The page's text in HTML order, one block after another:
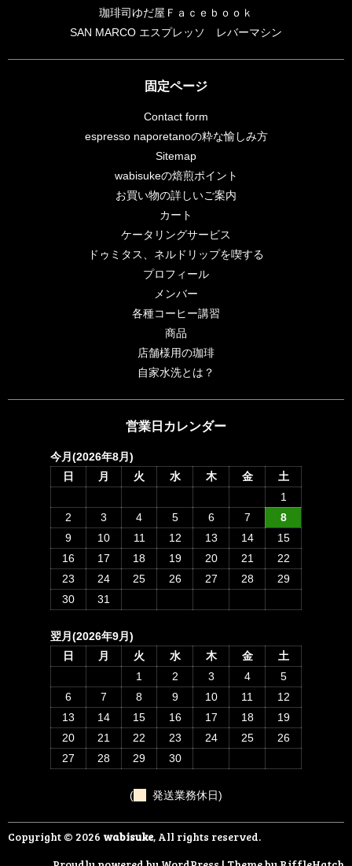
珈琲司ゆだ屋Ｆａｃｅｂｏｏｋ
SAN MARCO エスプレッソ レバーマシン
固定ページ
Contact form
espresso naporetanoの粋な愉しみ方
Sitemap
wabisukeの焙煎ポイント
お買い物の詳しいご案内
カート
ケータリングサービス
ドゥミタス、ネルドリップを喫する
プロフィール
メンバー
各種コーヒー講習
商品
店舗様用の珈琲
自家水洗とは？
営業日カレンダー
今月(2026年8月)
日
月 火 水 木 金
土
1
2
3 4 5 6 7
8
9
10 11 12 13 14
15
16
17 18 19 20 21
22
23
24 25 26 27 28
29
30
31
翌月(2026年9月)
日
月 火 水 木 金
土
1
2 3 4
5
6
7 8 9 10 11
12
13
14 15 16 17 18
19
20
21 22 23 24 25
26
27
28 29 30
( 発送業務休日)
Copyright © 2026 wabisuke, All rights reserved.